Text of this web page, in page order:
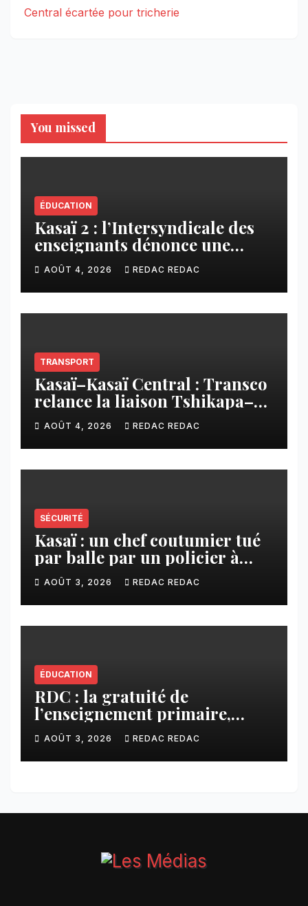
Central écartée pour tricherie
You missed
ÉDUCATION
Kasaï 2 : l’Intersyndicale des
enseignants dénonce une
contribution financière
imposée aux écoles de la
CNCA
AOÛT 4, 2026 REDAC REDAC
TRANSPORT
Kasaï–Kasaï Central : Transco
relance la liaison Tshikapa–
Tshiamu pour faciliter les
échanges
AOÛT 4, 2026 REDAC REDAC
SÉCURITÉ
Kasaï : un chef coutumier tué
par balle par un policier à
Kamuesha, la tension monte
AOÛT 3, 2026 REDAC REDAC
ÉDUCATION
RDC : la gratuité de
l’enseignement primaire,
vision phare du Président
Félix Tshisekedi réaffirmée
par une circulaire du
AOÛT 3, 2026 REDAC REDAC